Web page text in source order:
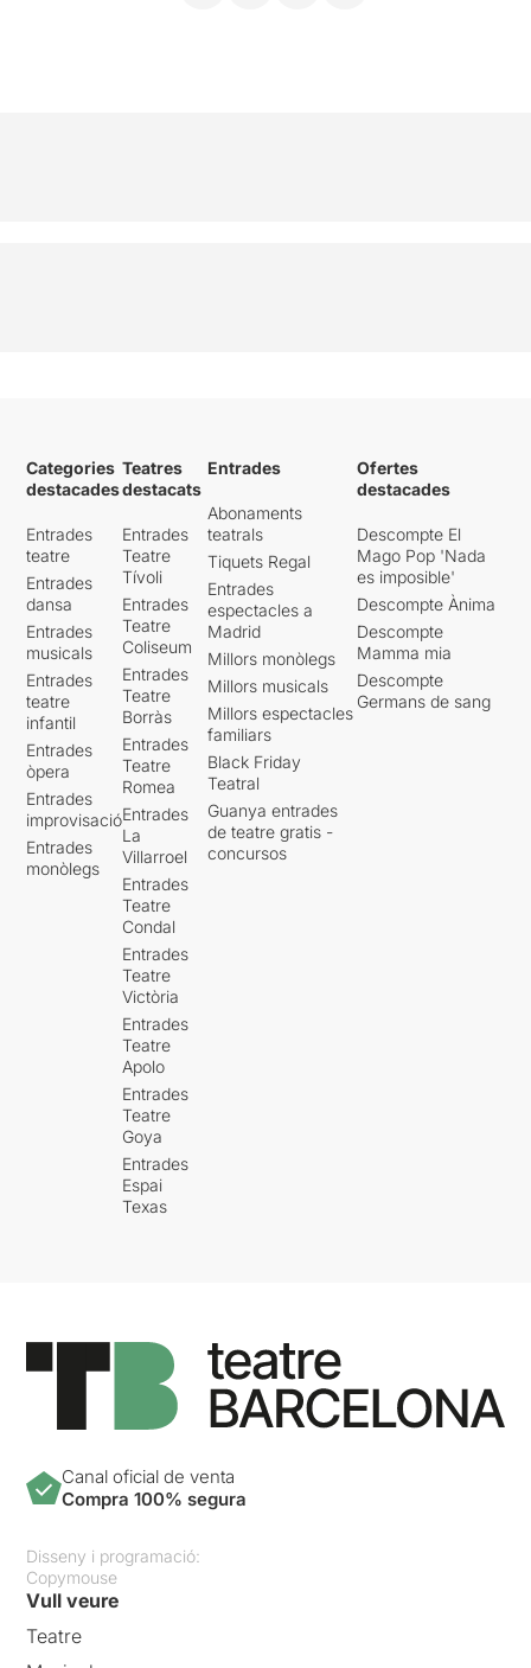
Categories
destacades
Entrades
teatre
Entrades
dansa
Entrades
musicals
Entrades
teatre
infantil
Entrades
òpera
Entrades
improvisació
Entrades
monòlegs
Teatres
destacats
Entrades
Teatre
Tívoli
Entrades
Teatre
Coliseum
Entrades
Teatre
Borràs
Entrades
Teatre
Romea
Entrades
La
Villarroel
Entrades
Teatre
Condal
Entrades
Teatre
Victòria
Entrades
Teatre
Apolo
Entrades
Teatre
Goya
Entrades
Espai
Texas
Entrades
Abonaments
teatrals
Tiquets Regal
Entrades
espectacles a
Madrid
Millors monòlegs
Millors musicals
Millors espectacles
familiars
Black Friday
Teatral
Guanya entrades
de teatre gratis -
concursos
Ofertes
destacades
Descompte El
Mago Pop 'Nada
es imposible'
Descompte Ànima
Descompte
Mamma mia
Descompte
Germans de sang
Canal oficial de venta
Compra 100% segura
Disseny i programació:
Copymouse
Vull veure
Teatre